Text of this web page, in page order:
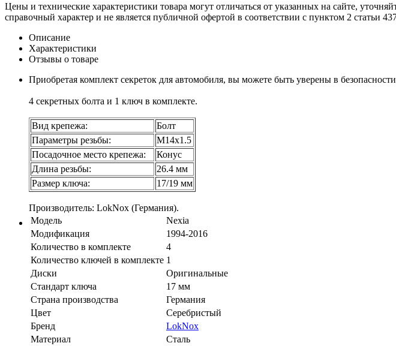
Цены и технические характеристики товара могут отличаться от указанных на сайте,
справочный характер и не является публичной офертой в соответствии с пунктом 2 статьи
Описание
Характеристики
Отзывы о товаре
Приобретая комплект секреток для автомобиля, вы можете быть уверены в
4 секретных болта и 1 ключ в комплекте.
Вид крепежа:
Болт
Параметры резьбы:
М14х1.5
Посадочное место крепежа:
Конус
Длина резьбы:
26.4 мм
Размер ключа:
17/19 мм
Производитель: LokNox (Германия).
Модель
Nexia
Модификация
1994-2016
Количество в комплекте
4
Количество ключей в комплекте 1
Диски
Оригинальные
Стандарт ключа
17 мм
Страна производства
Германия
Цвет
Серебристый
Бренд
LokNox
Материал
Сталь